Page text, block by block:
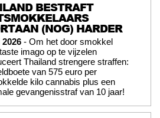
BESTRAFT
(NOG) HARDER
- Om het door smokkel
imago op te vijzelen
Thailand strengere straffen:
van 575 euro per
kilo cannabis plus een
gevangenisstraf van 10 jaar!